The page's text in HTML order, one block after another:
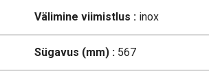
Välimine viimistlus :inox
Sügavus (mm) :567